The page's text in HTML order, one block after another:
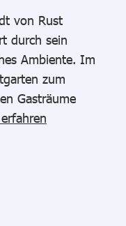
von Rust
durch sein
Ambiente. Im
zum
Gasträume